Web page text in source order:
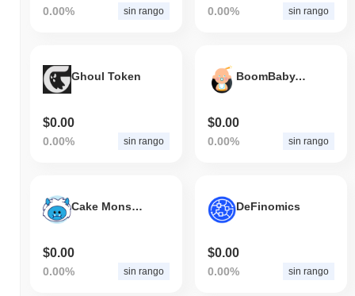
0.00% sin rango 0.00% sin rango
Ghoul Token
$0.00
0.00% sin rango
BoomBaby.io
$0.00
0.00% sin rango
Cake Monster
$0.00
0.00% sin rango
DeFinomics
$0.00
0.00% sin rango